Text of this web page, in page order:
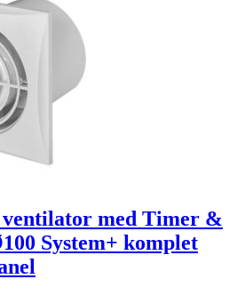
med Timer &
System+ komplet